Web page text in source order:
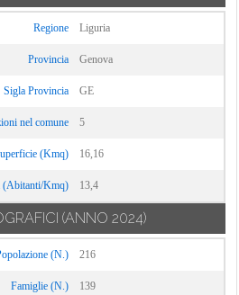
Regione Liguria
Provincia Genova
Sigla Provincia GE
nel comune 5
(Kmq) 16,16
(Abitanti/Kmq) 13,4
(ANNO 2024)
(N.) 216
Famiglie (N.) 139